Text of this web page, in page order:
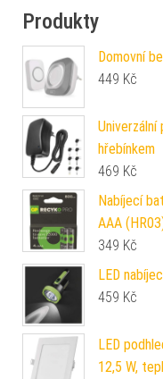
Produkty
Domovní
449 Kč
Univerzální
hřebínkem
469 Kč
Nabíjecí
AAA
349 Kč
LED
459 Kč
LED
12,5 W,